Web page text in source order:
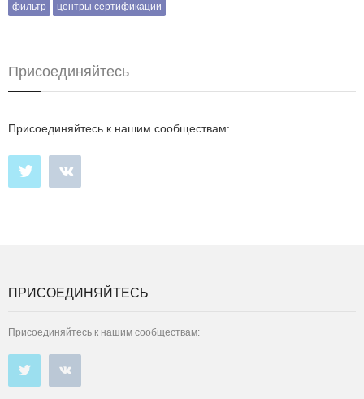
фильтр
центры сертификации
Присоединяйтесь
Присоединяйтесь к нашим сообществам:
ПРИСОЕДИНЯЙТЕСЬ
Присоединяйтесь к нашим сообществам: